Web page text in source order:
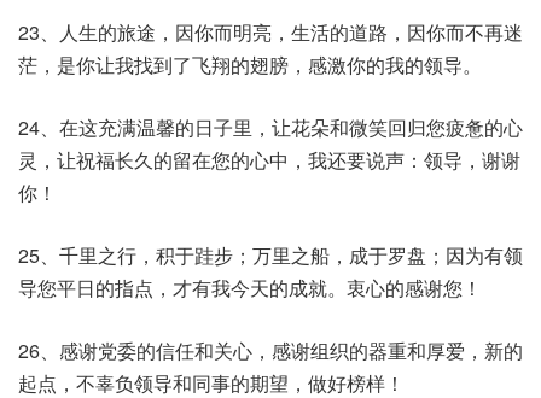
23、人生的旅途，因你而明亮，生活的道路，因你而不再迷
茫，是你让我找到了飞翔的翅膀，感激你的我的领导。
24、在这充满温馨的日子里，让花朵和微笑回归您疲惫的心
灵，让祝福长久的留在您的心中，我还要说声：领导，谢谢
你！
25、千里之行，积于跬步；万里之船，成于罗盘；因为有领
导您平日的指点，才有我今天的成就。衷心的感谢您！
26、感谢党委的信任和关心，感谢组织的器重和厚爱，新的
起点，不辜负领导和同事的期望，做好榜样！